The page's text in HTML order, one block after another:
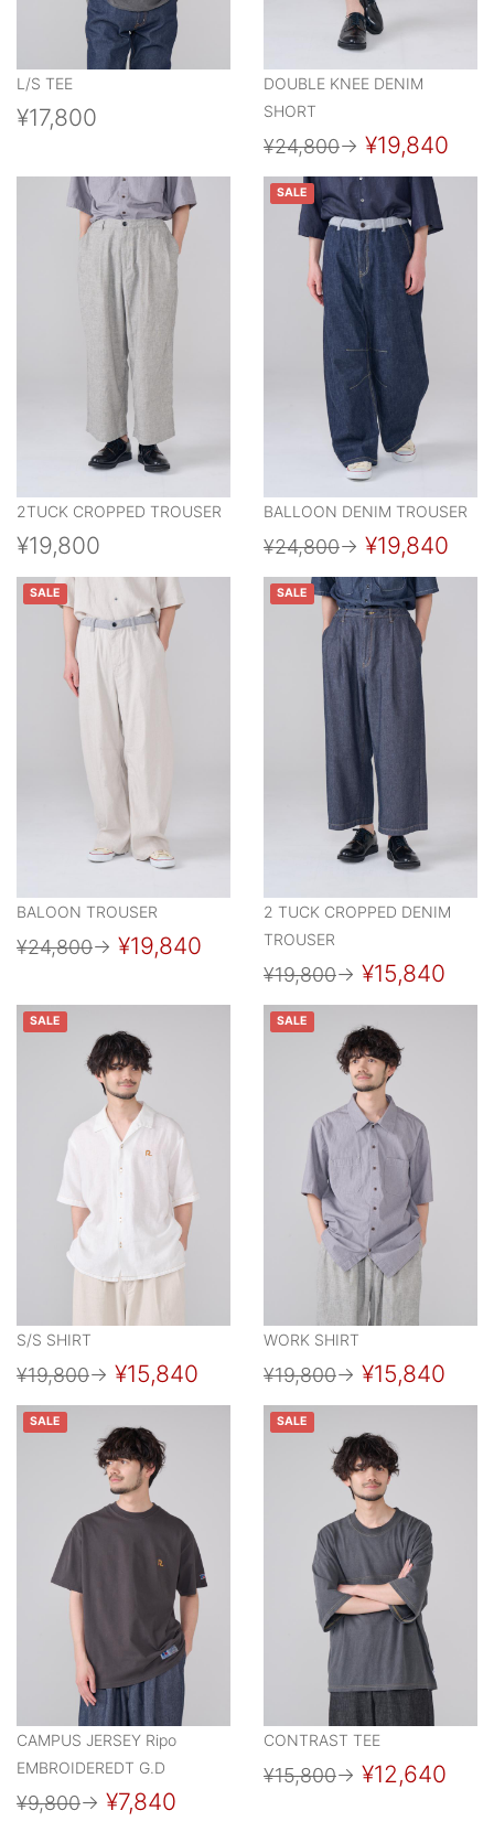
L/S TEE
¥17,800
DOUBLE KNEE DENIM
SHORT
¥24,800→ ¥19,840
2TUCK CROPPED TROUSER
¥19,800
SALE
BALLOON DENIM TROUSER
¥24,800→ ¥19,840
SALE
BALOON TROUSER
¥24,800→ ¥19,840
SALE
2 TUCK CROPPED DENIM
TROUSER
¥19,800→ ¥15,840
SALE
S/S SHIRT
¥19,800→ ¥15,840
SALE
WORK SHIRT
¥19,800→ ¥15,840
SALE
CAMPUS JERSEY Ripo
EMBROIDEREDT G.D
¥9,800→ ¥7,840
SALE
CONTRAST TEE
¥15,800→ ¥12,640